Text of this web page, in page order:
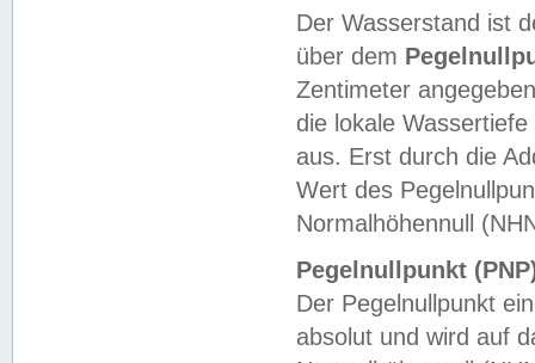
Der Wasserstand ist
über dem
Zentimeter
die lokale
aus. Erst durch die
Wert des
Normalhöhennull
Pegelnullpunkt
Der Pegelnullpunkt
absolut und wird auf